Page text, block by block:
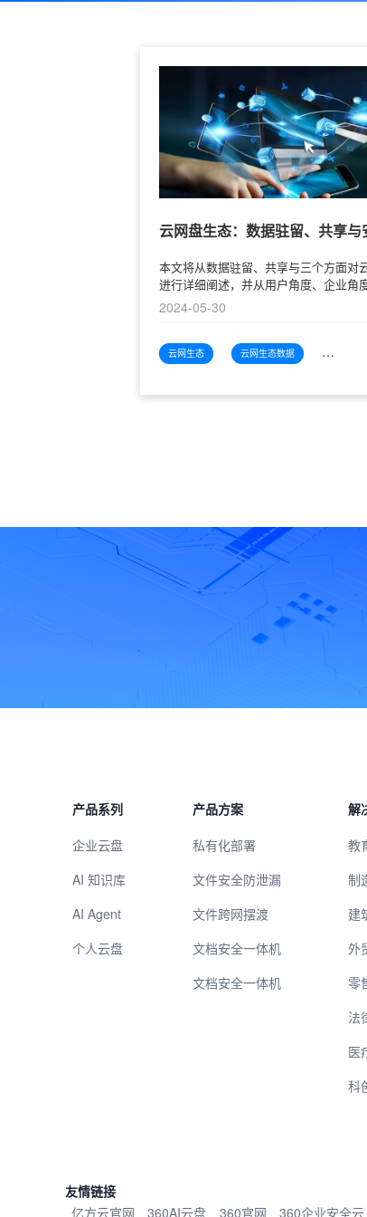
云网盘生态：数据驻留、共享与
本文将从数据驻留、共享与三个方面对
进行详细阐述，并从用户角度、企业角
2024-05-30
云网生态 云网生态数据 云网生态
产品系列
企业云盘
AI 知识库
AI Agent
个人云盘
产品方案
私有化部署
文件安全防泄漏
文件跨网摆渡
文档安全一体机
文档安全一体机
解
教
制
建
外
零
法
医
科
友情链接
亿方云官网
360AI云盘 360官网 360企业安全云